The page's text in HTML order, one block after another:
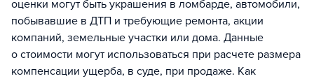
оценки могут быть украшения в ломбарде, автомобили,
побывавшие в ДТП и требующие ремонта, акции
компаний, земельные участки или дома. Данные
о стоимости могут использоваться при расчете размера
компенсации ущерба, в суде, при продаже. Как